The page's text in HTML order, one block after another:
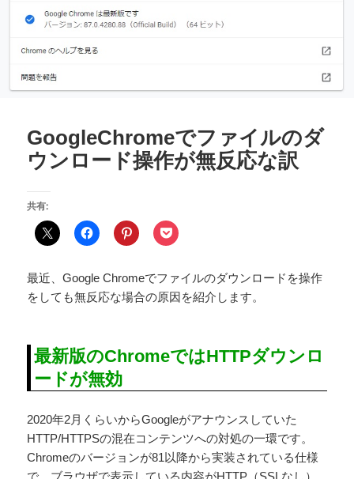
GoogleChromeでファイルのダ
ウンロード操作が無反応な訳
共有:
最近、Google Chromeでファイルのダウンロードを操作
をしても無反応な場合の原因を紹介します。
最新版のChromeではHTTPダウンロ
ードが無効
2020年2月くらいからGoogleがアナウンスしていた
HTTP/HTTPSの混在コンテンツへの対処の一環です。
Chromeのバージョンが81以降から実装されている仕様